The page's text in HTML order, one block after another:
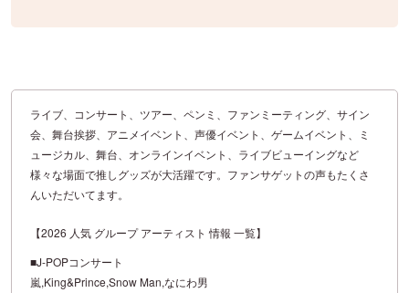
ライブ、コンサート、ツアー、ペンミ、ファンミーティング、サイン
会、舞台挨拶、アニメイベント、声優イベント、ゲームイベント、ミ
ュージカル、舞台、オンラインイベント、ライブビューイングなど
様々な場面で推しグッズが大活躍です。ファンサゲットの声もたくさ
んいただいてます。
【2026 人気 グループ アーティスト 情報 一覧】
■J-POPコンサート
嵐,King&Prince,Snow Man,なにわ男